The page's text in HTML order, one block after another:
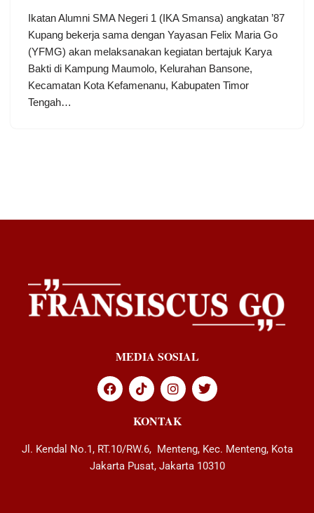
Ikatan Alumni SMA Negeri 1 (IKA Smansa) angkatan ’87
Kupang bekerja sama dengan Yayasan Felix Maria Go
(YFMG) akan melaksanakan kegiatan bertajuk Karya
Bakti di Kampung Maumolo, Kelurahan Bansone,
Kecamatan Kota Kefamenanu, Kabupaten Timor
Tengah…
MEDIA SOSIAL
KONTAK
Jl. Kendal No.1, RT.10/RW.6, Menteng, Kec. Menteng, Kota
Jakarta Pusat, Jakarta 10310